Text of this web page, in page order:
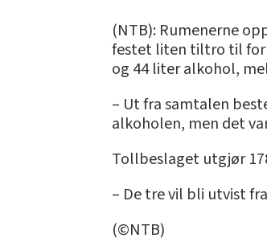
(NTB): Rumenerne
festet liten tiltro til
og 44 liter alkohol,
– Ut fra samtalen
alkoholen, men det
Tollbeslaget utgjør
– De tre vil bli utvist
(©NTB)